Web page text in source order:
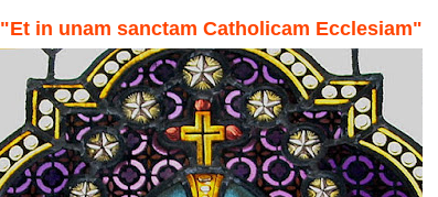
"Et in unam sanctam Catholicam Ecclesiam"